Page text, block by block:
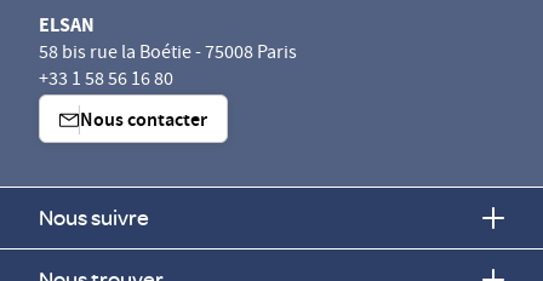
ELSAN
58 bis rue la Boétie - 75008 Paris
+33 1 58 56 16 80
Nous contacter
Nous suivre